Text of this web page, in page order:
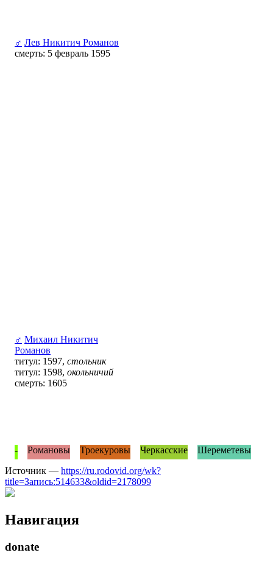
♂ Лев Никитич Романов
смерть: 5 февраль 1595
♂ Михаил Никитич
Романов
титул: 1597, стольник
титул: 1598, окольничий
смерть: 1605
- Романовы Троекуровы Черкасские
Шереметевы
Источник — https://ru.rodovid.org/wk?
title=Запись:514633&oldid=2178099
Навигация
donate